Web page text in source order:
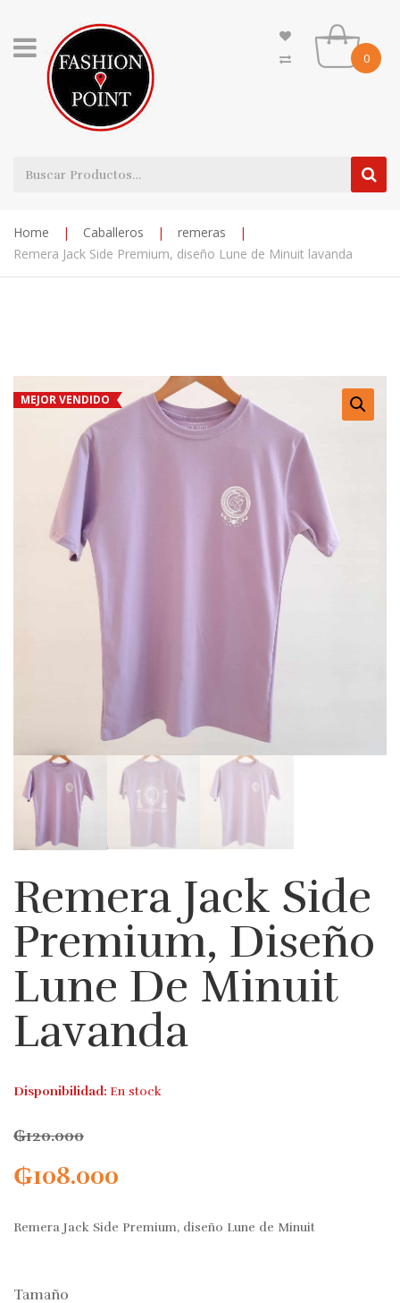
0
Home | Caballeros | remeras
|
Remera Jack Side Premium, diseño Lune de Minuit lavanda
MEJOR VENDIDO
Remera Jack Side
Premium, Diseño
Lune De Minuit
Lavanda
Disponibilidad: En stock
₲120.000
₲108.000
Remera Jack Side Premium, diseño Lune de Minuit
Tamaño